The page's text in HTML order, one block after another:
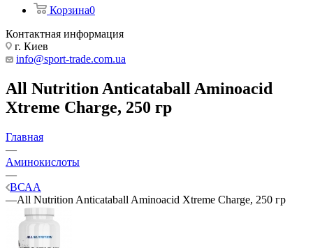
Корзина0
Контактная информация
г. Киев
info@sport-trade.com.ua
All Nutrition Anticataball Aminoacid
Xtreme Charge, 250 гр
Главная
—
Аминокислоты
—
ВСАА
—All Nutrition Anticataball Aminoacid Xtreme Charge, 250 гр